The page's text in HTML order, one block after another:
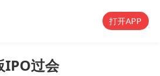
打开APP
IPO过会